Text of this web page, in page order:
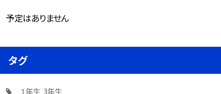
予定はありません
タグ
１年生 3年生